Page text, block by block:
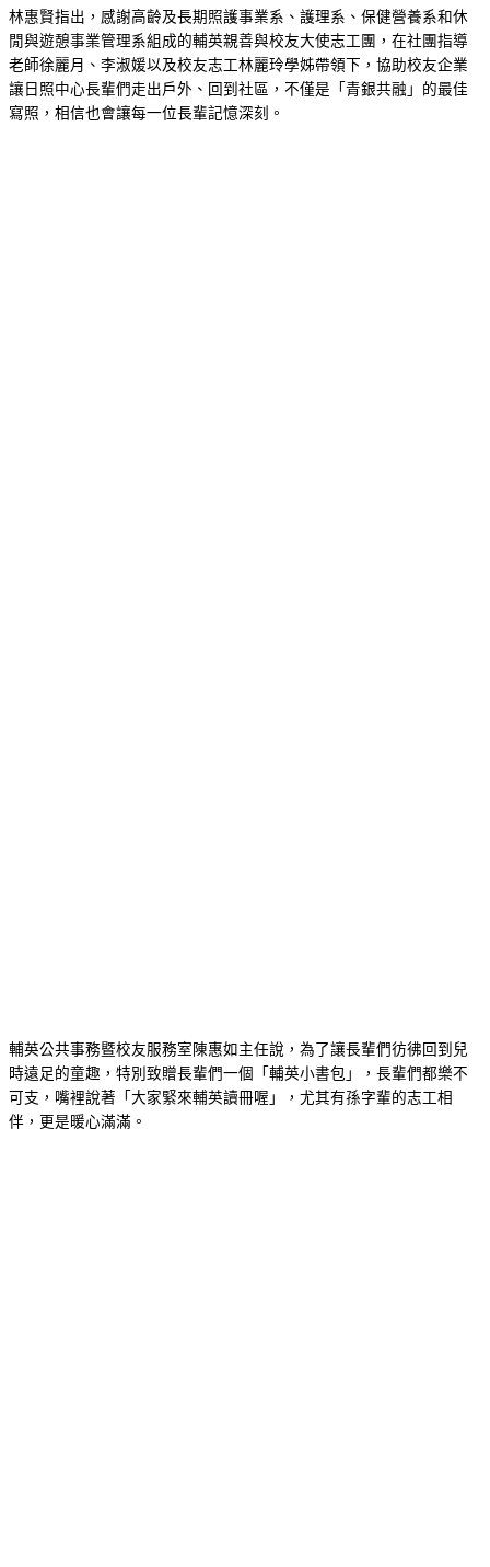
林惠賢指出，感謝高齡及長期照護事業系、護理系、保健營養系和休
閒與遊憩事業管理系組成的輔英親善與校友大使志工團，在社團指導
老師徐麗月、李淑媛以及校友志工林麗玲學姊帶領下，協助校友企業
讓日照中心長輩們走出戶外、回到社區，不僅是「青銀共融」的最佳
寫照，相信也會讓每一位長輩記憶深刻。
輔英公共事務暨校友服務室陳惠如主任說，為了讓長輩們彷彿回到兒
時遠足的童趣，特別致贈長輩們一個「輔英小書包」，長輩們都樂不
可支，嘴裡說著「大家緊來輔英讀冊喔」，尤其有孫字輩的志工相
伴，更是暖心滿滿。